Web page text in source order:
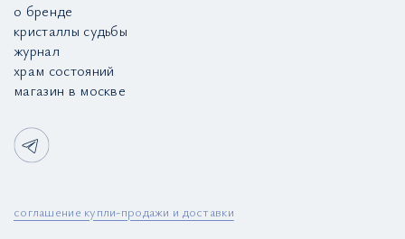
о бренде
кристаллы судьбы
журнал
храм состояний
магазин в москве
соглашение купли-продажи и доставки